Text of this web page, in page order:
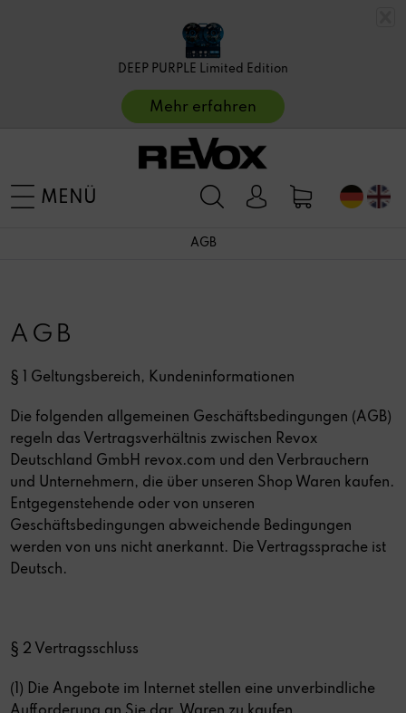
DEEP PURPLE Limited Edition
Mehr erfahren
MENÜ
AGB
AGB
§ 1 Geltungsbereich, Kundeninformationen
Die folgenden allgemeinen Geschäftsbedingungen (AGB)
regeln das Vertragsverhältnis zwischen Revox
Deutschland GmbH revox.com und den Verbrauchern
und Unternehmern, die über unseren Shop Waren kaufen.
Entgegenstehende oder von unseren
Geschäftsbedingungen abweichende Bedingungen
werden von uns nicht anerkannt. Die Vertragssprache ist
Deutsch.
§ 2 Vertragsschluss
(1) Die Angebote im Internet stellen eine unverbindliche